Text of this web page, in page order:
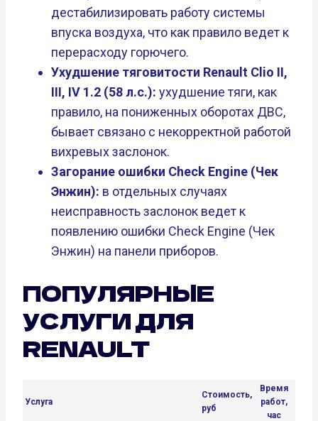
дестабилизировать работу системы
впуска воздуха, что как правило ведет к
перерасходу горючего.
Ухудшение тяговитости Renault Clio II,
III, IV 1.2 (58 л.с.): ухудшение тяги, как
правило, на пониженных оборотах ДВС,
бывает связано с некорректной работой
вихревых заслонок.
Загорание ошибки Check Engine (Чек
Энжин): в отдельных случаях
неисправность заслонок ведет к
появлению ошибки Check Engine (Чек
Энжин) на панели приборов.
ПОПУЛЯРНЫЕ
УСЛУГИ ДЛЯ
RENAULT
Услуга
Стоимость,
руб
Время
работ,
час